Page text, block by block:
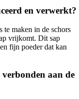
en verwerkt?
maken in de schors
vrijkomt. Dit sap
fijn poeder dat kan
aan de